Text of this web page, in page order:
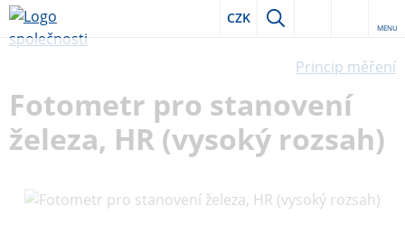
CZK
MENU
Princip měření
Fotometr pro stanovení
železa, HR (vysoký rozsah)